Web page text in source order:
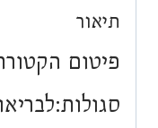
תיאור
פיטום